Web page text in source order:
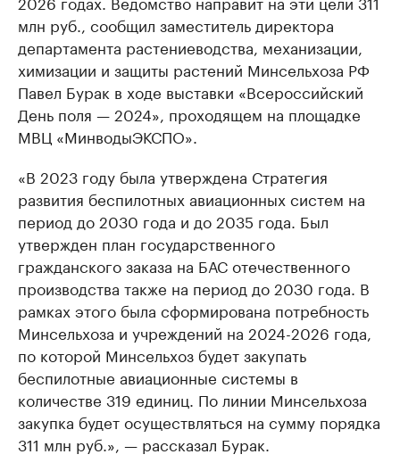
млн руб., сообщил заместитель директора
департамента растениеводства, механизации,
химизации и защиты растений Минсельхоза РФ
Павел Бурак в ходе выставки «Всероссийский
День поля — 2024», проходящем на площадке
МВЦ «МинводыЭКСПО».
«В 2023 году была утверждена Стратегия
развития беспилотных авиационных систем на
период до 2030 года и до 2035 года. Был
утвержден план государственного
гражданского заказа на БАС отечественного
производства также на период до 2030 года. В
рамках этого была сформирована потребность
Минсельхоза и учреждений на 2024-2026 года,
по которой Минсельхоз будет закупать
беспилотные авиационные системы в
количестве 319 единиц. По линии Минсельхоза
закупка будет осуществляться на сумму порядка
311 млн руб.», — рассказал Бурак.